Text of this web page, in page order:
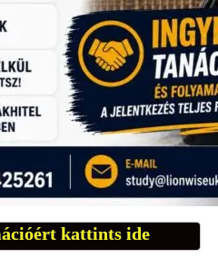
kattints ide